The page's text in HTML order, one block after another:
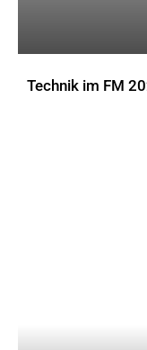
Technik im FM